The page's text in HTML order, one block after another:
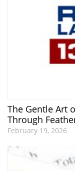
The Gentle Art
Through
February 19, 2026